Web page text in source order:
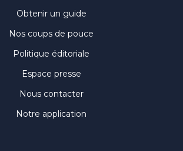
Obtenir un guide
Nos coups de pouce
Politique éditoriale
Espace presse
Nous contacter
Notre application